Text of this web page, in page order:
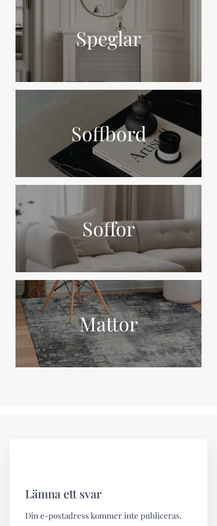
Speglar
Soffbord
Soffor
Mattor
Lämna ett svar
Din e-postadress kommer inte publiceras.